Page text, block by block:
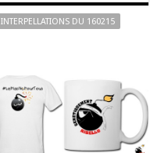
INTERPELLATIONS DU 160215